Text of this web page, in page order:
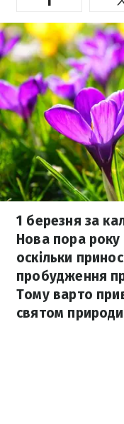
1 березня за
Нова пора року
оскільки
пробудження
Тому варто
святом